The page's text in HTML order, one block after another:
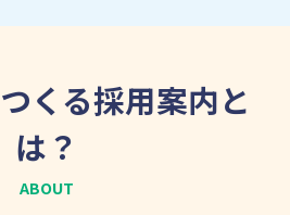
くる採用案内と
は？
ABOUT